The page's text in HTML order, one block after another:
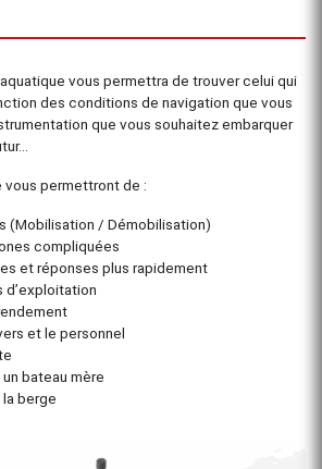
vous permettra de trouver celui qui
des conditions de navigation que vous
que vous souhaitez embarquer
vous permettront de :
(Mobilisation / Démobilisation)
compliquées
et réponses plus rapidement
d’exploitation
et le personnel
bateau mère
berge